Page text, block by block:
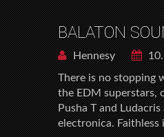
BALATON
Hennesy
10.
There is no stopping
the EDM superstars,
Pusha T and
electronica.